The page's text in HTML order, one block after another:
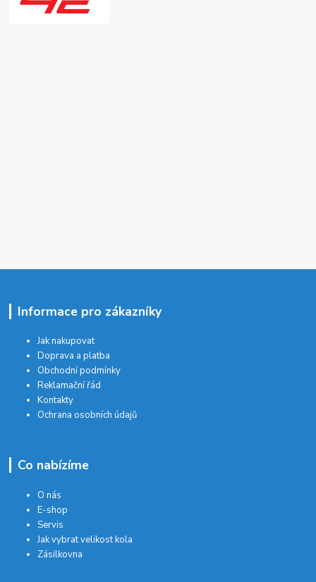
Informace pro zákazníky
Jak nakupovat
Doprava a platba
Obchodní podmínky
Reklamační řád
Kontakty
Ochrana osobních údajů
Co nabízíme
O nás
E-shop
Servis
Jak vybrat velikost kola
Zásilkovna